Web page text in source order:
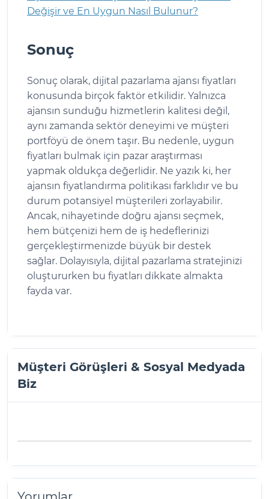
Değişir ve En Uygun Nasıl Bulunur?
Sonuç
Sonuç olarak, dijital pazarlama ajansı fiyatları
konusunda birçok faktör etkilidir. Yalnızca
ajansın sunduğu hizmetlerin kalitesi değil,
aynı zamanda sektör deneyimi ve müşteri
portföyü de önem taşır. Bu nedenle, uygun
fiyatları bulmak için pazar araştırması
yapmak oldukça değerlidir. Ne yazık ki, her
ajansın fiyatlandırma politikası farklıdır ve bu
durum potansiyel müşterileri zorlayabilir.
Ancak, nihayetinde doğru ajansı seçmek,
hem bütçenizi hem de iş hedeflerinizi
gerçekleştirmenizde büyük bir destek
sağlar. Dolayısıyla, dijital pazarlama stratejinizi
oluştururken bu fiyatları dikkate almakta
fayda var.
Müşteri Görüşleri & Sosyal Medyada
Biz